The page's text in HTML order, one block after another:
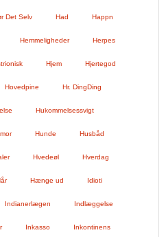
Det Selv Had Happn
Hemmeligheder Herpes
Hjem Hjertegod
Hovedpine Hr. DingDing
Hukommelsessvigt
Hunde Husbåd
Hvedeøl Hverdag
Hænge ud Idioti
Indianerlægen Indlæggelse
Inkasso Inkontinens